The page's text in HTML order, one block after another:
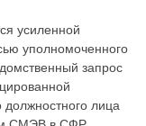
усиленной
уполномоченного
запрос
лица